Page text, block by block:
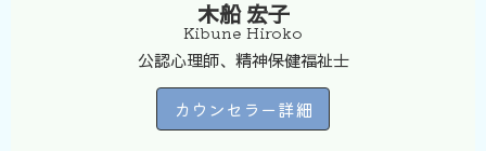
木船 宏子
Kibune Hiroko
公認心理師、精神保健福祉士
カウンセラー詳細